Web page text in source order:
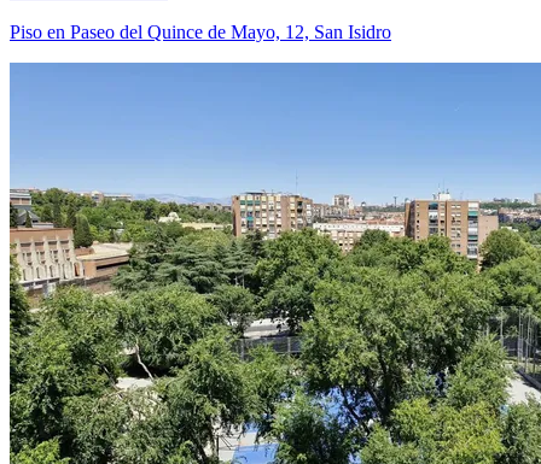
Piso en Paseo del Quince de Mayo, 12, San Isidro